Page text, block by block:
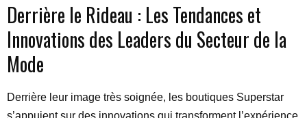
Derrière le Rideau : Les Tendances et
Innovations des Leaders du Secteur de la
Mode
Derrière leur image très soignée, les boutiques Superstar
s’appuient sur des innovations qui transforment l’expérience